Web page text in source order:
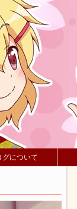
グについて